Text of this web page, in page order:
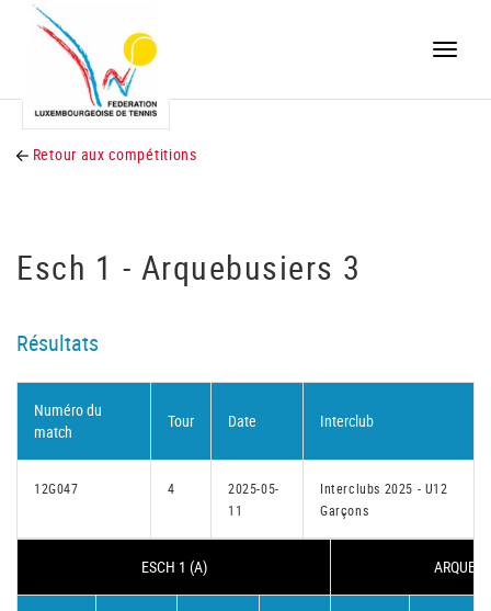
Toggle
Retour aux compétitions
Esch 1 - Arquebusiers 3
Résultats
Numéro du
match
Tour Date Interclub
12G047 4
2025-05-
11
Interclubs 2025 - U12
Garçons
ESCH 1 (A)